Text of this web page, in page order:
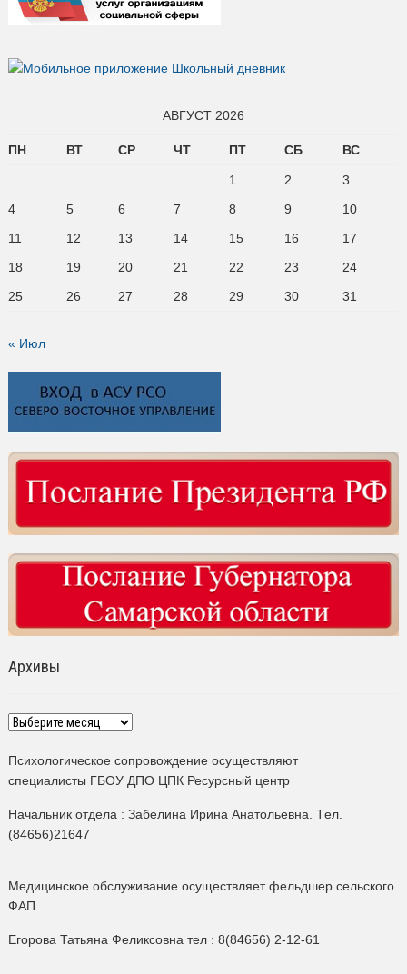
АВГУСТ 2026
ПН ВТ СР ЧТ ПТ СБ ВС
1 2
3
4
5 6 7 8 9
10
11
12 13 14 15 16
17
18
19 20 21 22 23
24
25
26 27 28 29 30 31
« Июл
Архивы
Архивы
Психологическое сопровождение осуществляют
специалисты ГБОУ ДПО ЦПК Ресурсный центр
Начальник отдела : Забелина Ирина Анатольевна. Tел.
(84656)21647
Медицинское обслуживание осуществляет фельдшер сельского
ФАП
Егорова Татьяна Феликсовна тел : 8(84656) 2-12-61